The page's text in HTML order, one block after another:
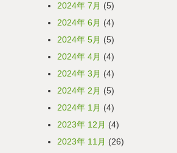
2024年 7月 (5)
2024年 6月 (4)
2024年 5月 (5)
2024年 4月 (4)
2024年 3月 (4)
2024年 2月 (5)
2024年 1月 (4)
2023年 12月 (4)
2023年 11月 (26)